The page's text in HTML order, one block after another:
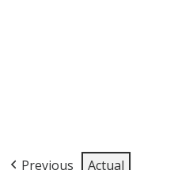
Previous
Actual